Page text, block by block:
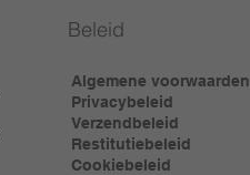
Beleid
Algemene voorwaarden
Privacybeleid
Verzendbeleid
Restitutiebeleid
Cookiebeleid